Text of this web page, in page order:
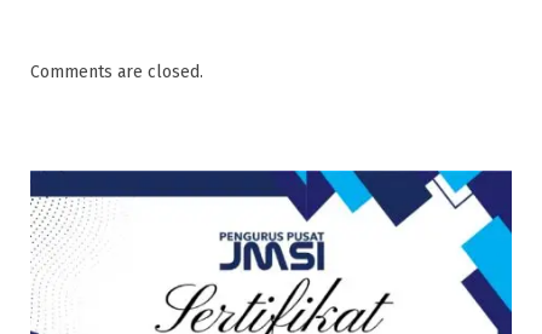
Comments are closed.